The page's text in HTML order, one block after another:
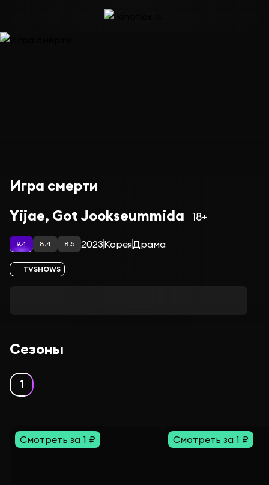
Игра смерти
Yijae, Got Jookseummida
18+
9.4 8.4 8.5 2023КореяДрама
TVSHOWS
Сезоны
1
Смотреть за 1 ₽ Смотреть за 1 ₽